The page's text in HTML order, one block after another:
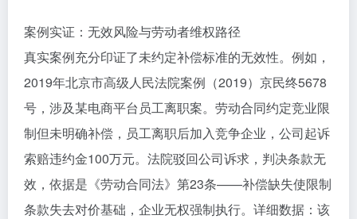
案例实证：无效风险与劳动者维权路径
真实案例充分印证了未约定补偿标准的无效性。例如，
2019年北京市高级人民法院案例（2019）京民终5678
号，涉及某电商平台员工离职案。劳动合同约定竞业限
制但未明确补偿，员工离职后加入竞争企业，公司起诉
索赔违约金100万元。法院驳回公司诉求，判决条款无
效，依据是《劳动合同法》第23条——补偿缺失使限制
条款失去对价基础，企业无权强制执行。详细数据：该